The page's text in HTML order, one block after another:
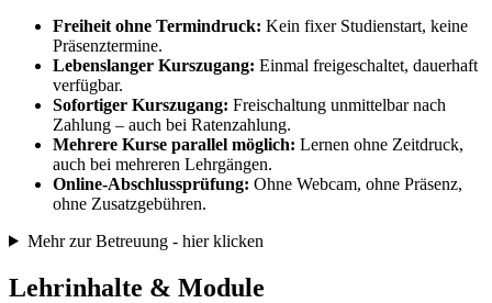
Freiheit ohne Termindruck: Kein fixer Studienstart, keine
Präsenztermine.
Lebenslanger Kurszugang: Einmal freigeschaltet, dauerhaft
verfügbar.
Sofortiger Kurszugang: Freischaltung unmittelbar nach
Zahlung – auch bei Ratenzahlung.
Mehrere Kurse parallel möglich: Lernen ohne Zeitdruck,
auch bei mehreren Lehrgängen.
Online-Abschlussprüfung: Ohne Webcam, ohne Präsenz,
ohne Zusatzgebühren.
Mehr zur Betreuung - hier klicken
Lehrinhalte & Module